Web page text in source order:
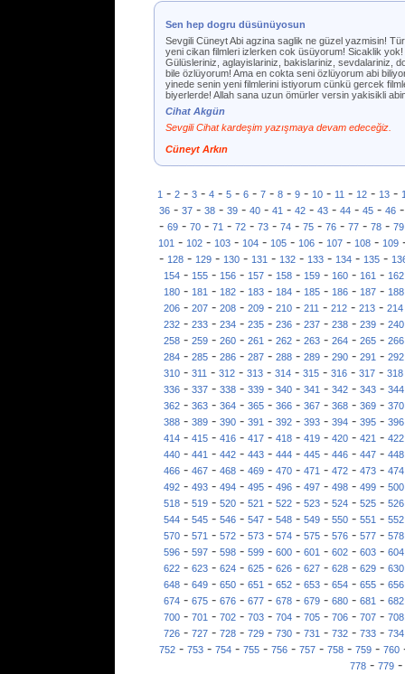
Sen hep dogru düsünüyosun
Sevgili Cüneyt Abi agzina saglik ne güzel yazmisin!
yeni cikan filmleri izlerken cok üsüyorum! Sicaklik
Gülüsleriniz, aglayislariniz, bakislariniz, sevdalariniz,
bile özlüyorum! Ama en cokta seni özlüyorum abi
yinede senin yeni filmlerini istiyorum cünkü gercek
biyerlerde! Allah sana uzun ömürler versin yakisikli
Cihat Akgün
Sevgili Cihat kardeşim yazışmaya devam edeceğiz.
Cüneyt Arkın
1- 2- 3- 4- 5- 6- 7- 8- 9- 10- 11- 12- 13-
36- 37- 38- 39- 40- 41- 42- 43- 44- 45- 46
- 69 - 70 - 71 - 72 - 73 - 74 - 75 - 76 - 77 - 78 - 79
101 - 102 - 103 - 104 - 105 - 106 - 107 - 108 - 109
- 128 - 129 - 130 - 131 - 132 - 133 - 134 - 135 -
154- 155- 156- 157- 158- 159- 160- 161- 162
180- 181- 182- 183- 184- 185- 186- 187- 188
206 - 207 - 208 - 209 - 210 - 211 - 212 - 213 - 214
232- 233- 234- 235- 236- 237- 238- 239- 240
258- 259- 260- 261- 262- 263- 264- 265- 266
284- 285- 286- 287- 288- 289- 290- 291- 292
310 - 311 - 312 - 313 - 314 - 315 - 316 - 317 - 318
336- 337- 338- 339- 340- 341- 342- 343- 344
362- 363- 364- 365- 366- 367- 368- 369- 370
388 - 389 - 390 - 391 - 392 - 393 - 394 - 395 - 396
414- 415- 416- 417- 418- 419- 420- 421- 422
440- 441- 442- 443- 444- 445- 446- 447- 448
466- 467- 468- 469- 470- 471- 472- 473- 474
492 - 493 - 494 - 495 - 496 - 497 - 498 - 499 - 500
518- 519- 520- 521- 522- 523- 524- 525- 526
544- 545- 546- 547- 548- 549- 550- 551- 552
570- 571- 572- 573- 574- 575- 576- 577- 578
596 - 597 - 598 - 599 - 600 - 601 - 602 - 603 - 604
622- 623- 624- 625- 626- 627- 628- 629- 630
648- 649- 650- 651- 652- 653- 654- 655- 656
674- 675- 676- 677- 678- 679- 680- 681- 682
700 - 701 - 702 - 703 - 704 - 705 - 706 - 707 - 708
726- 727- 728- 729- 730- 731- 732- 733- 734
752 - 753 - 754 - 755 - 756 - 757 - 758 - 759 - 760
778- 779-